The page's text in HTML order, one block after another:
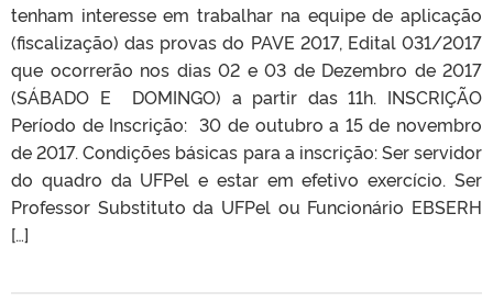
tenham interesse em trabalhar na equipe de aplicação
(fiscalização) das provas do PAVE 2017, Edital 031/2017
que ocorrerão nos dias 02 e 03 de Dezembro de 2017
(SÁBADO E DOMINGO) a partir das 11h. INSCRIÇÃO
Período de Inscrição: 30 de outubro a 15 de novembro
de 2017. Condições básicas para a inscrição: Ser servidor
do quadro da UFPel e estar em efetivo exercício. Ser
Professor Substituto da UFPel ou Funcionário EBSERH
[…]